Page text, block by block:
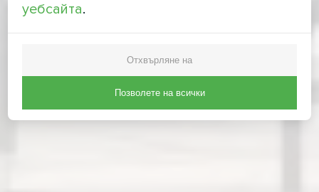
уебсайта.
Отхвърляне на
Позволете на всички